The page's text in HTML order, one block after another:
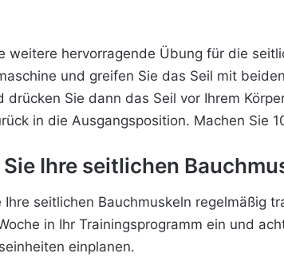
weitere hervorragende Übung für die
und greifen Sie das Seil mit
drücken Sie dann das Seil vor Ihrem
in die Ausgangsposition. Machen Sie
Ihre seitlichen
seitlichen Bauchmuskeln regelmäßig
in Ihr Trainingsprogramm ein und
einplanen.